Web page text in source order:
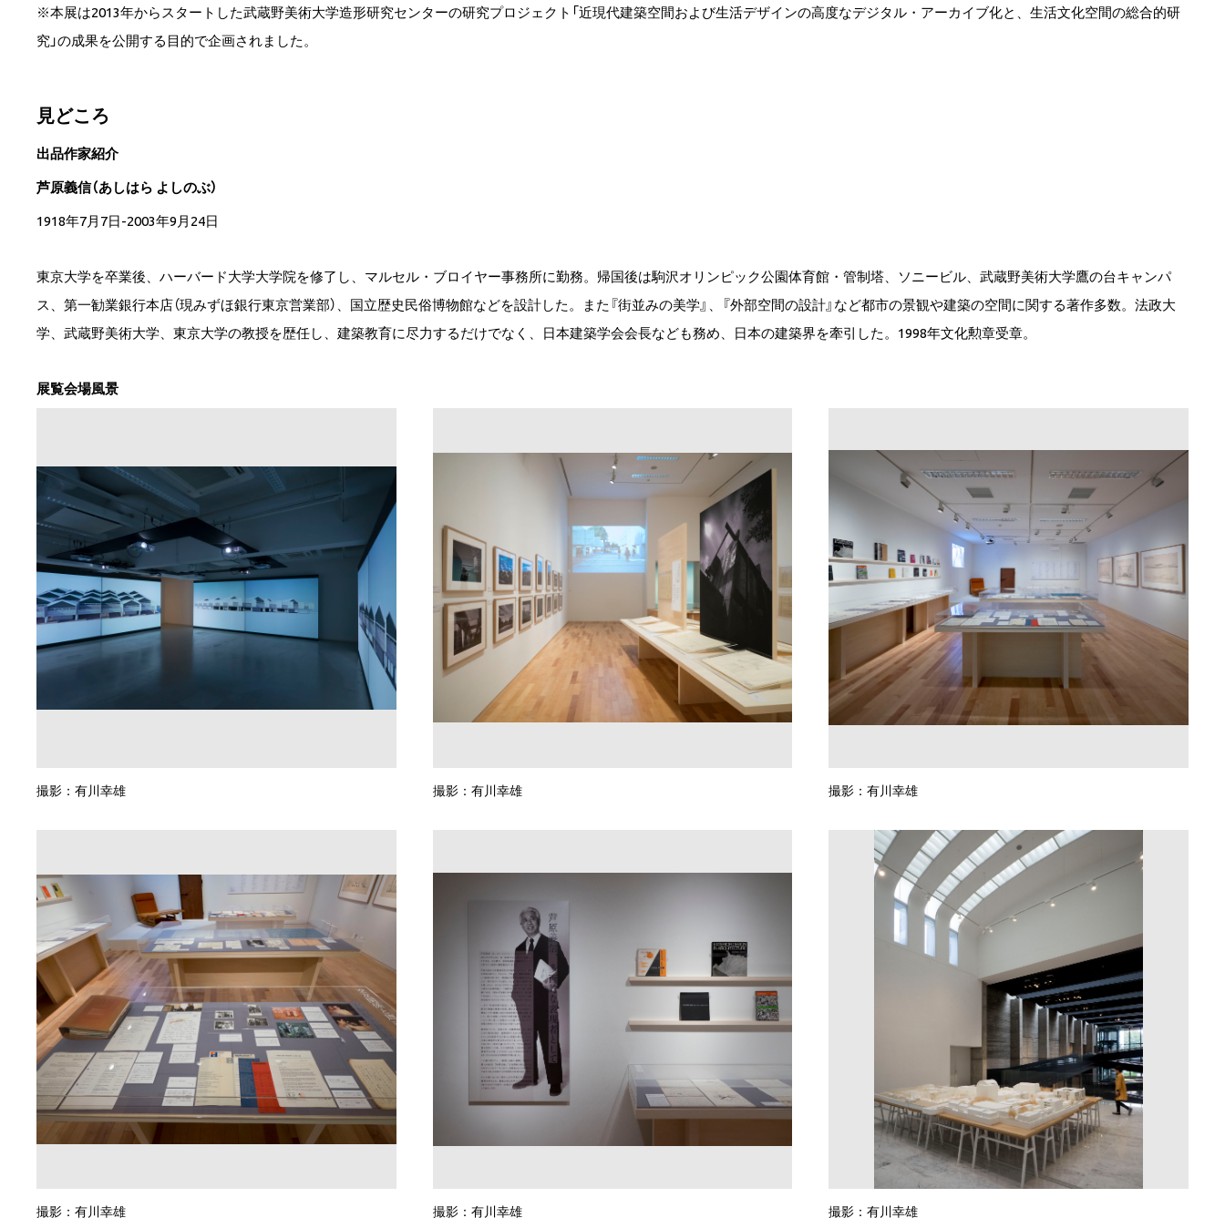
※本展は2013年からスタートした武蔵野美術大学造形研究センターの研究プロジェクト「近現代建築空間および生活デザインの高度なデジタル・アーカイブ化と、生活文化空間の総合的研
究」の成果を公開する目的で企画されました。
見どころ
出品作家紹介
芦原義信（あしはら よしのぶ）
1918年7月7日-2003年9月24日
東京大学を卒業後、ハーバード大学大学院を修了し、マルセル・ブロイヤー事務所に勤務。帰国後は駒沢オリンピック公園体育館・管制塔、ソニービル、武蔵野美術大学鷹の台キャンパ
ス、第一勧業銀行本店（現みずほ銀行東京営業部）、国立歴史民俗博物館などを設計した。また『街並みの美学』、『外部空間の設計』など都市の景観や建築の空間に関する著作多数。法政大
学、武蔵野美術大学、東京大学の教授を歴任し、建築教育に尽力するだけでなく、日本建築学会会長なども務め、日本の建築界を牽引した。1998年文化勲章受章。
展覧会場風景
撮影：有川幸雄 撮影：有川幸雄 撮影：有川幸雄
撮影：有川幸雄 撮影：有川幸雄 撮影：有川幸雄